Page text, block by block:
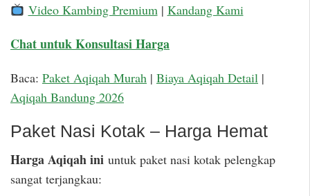
Video Kambing Premium| Kandang Kami
Chat untuk Konsultasi Harga
Baca: Paket Aqiqah Murah | Biaya Aqiqah Detail |
Aqiqah Bandung 2026
Paket Nasi Kotak – Harga Hemat
Harga Aqiqah ini untuk paket nasi kotak pelengkap
sangat terjangkau: